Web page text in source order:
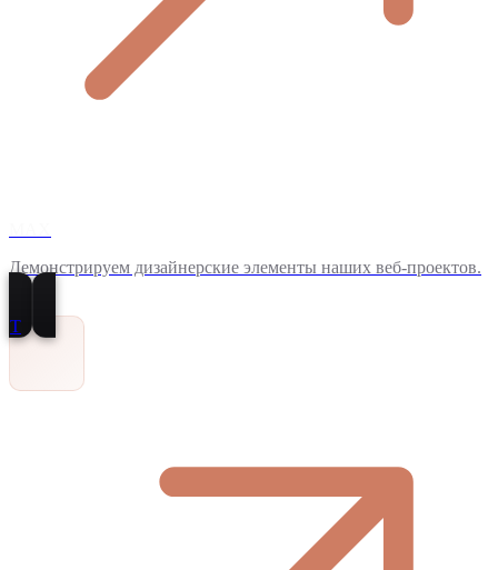
Демонстрируем дизайнерские элементы наших веб-проектов.
T